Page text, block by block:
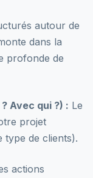
autour de
dans la
profonde de
Avec qui ?) : Le
projet
type de clients).
actions